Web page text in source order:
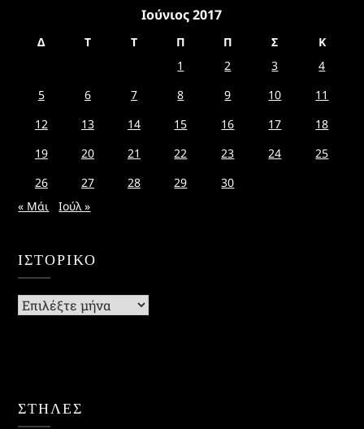
Ιούνιος 2017
Δ Τ Τ Π Π Σ
Κ
1
2 3
4
5
6 7 8 9 10
11
12
13 14 15 16 17
18
19
20 21 22 23 24
25
26
27 28 29
30
« Μάι
Ιούλ »
ΙΣΤΟΡΙΚΌ
Ιστορικό
ΣΤΗΛΕΣ